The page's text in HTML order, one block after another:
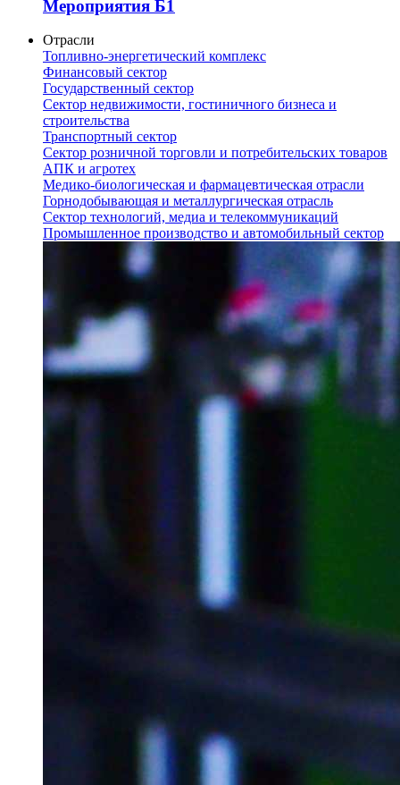
Мероприятия Б1
Отрасли
Топливно-энергетический комплекс
Финансовый сектор
Государственный сектор
Сектор недвижимости, гостиничного бизнеса и
строительства
Транспортный сектор
Сектор розничной торговли и потребительских товаров
АПК и агротех
Медико-биологическая и фармацевтическая отрасли
Горнодобывающая и металлургическая отрасль
Сектор технологий, медиа и телекоммуникаций
Промышленное производство и автомобильный сектор